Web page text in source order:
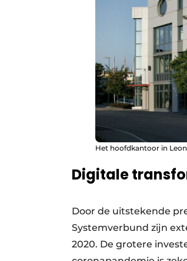
Het hoofdkantoor in
Digitale
Door de uitstekende
Systemverbund zijn
2020. De grotere